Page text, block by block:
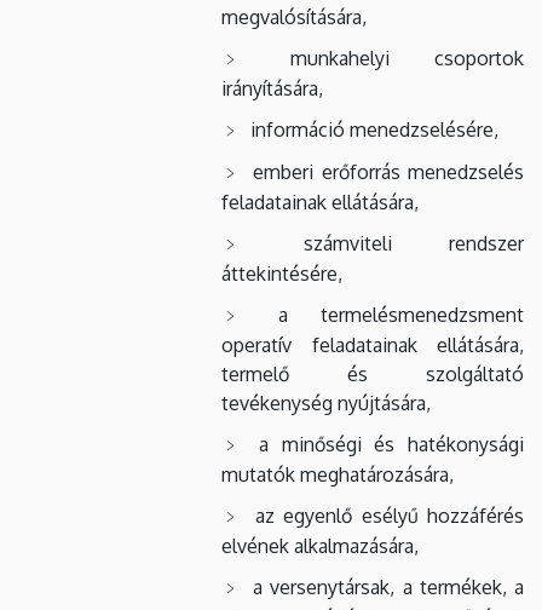
megvalósítására,
munkahelyi csoportok
irányítására,
információ menedzselésére,
emberi erőforrás menedzselés
feladatainak ellátására,
számviteli rendszer
áttekintésére,
a termelésmenedzsment
operatív feladatainak ellátására,
termelő és szolgáltató
tevékenység nyújtására,
a minőségi és hatékonysági
mutatók meghatározására,
az egyenlő esélyű hozzáférés
elvének alkalmazására,
a versenytársak, a termékek, a